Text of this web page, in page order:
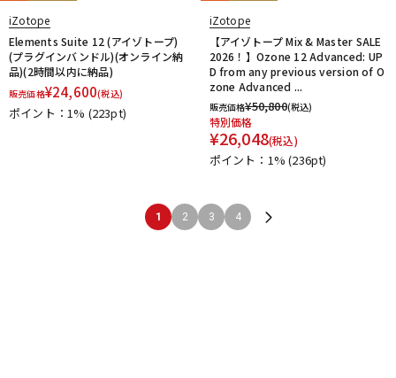
iZotope
Elements Suite 12 (アイゾトープ)
(プラグインバンドル)(オンライン納
品)(2時間以内に納品)
販売価格¥24,600(税込)
ポイント：1% (223pt)
iZotope
【アイゾトープ Mix & Master SALE
2026！】Ozone 12 Advanced: UP
D from any previous version of O
zone Advanced ...
販売価格¥50,800(税込)
特別価格
¥26,048(税込)
ポイント：1%(236pt)
1 2 3 4